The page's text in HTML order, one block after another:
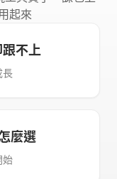
起來
不上
長
麼選
始